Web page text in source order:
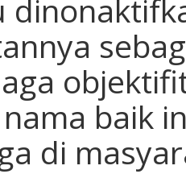
baik
di